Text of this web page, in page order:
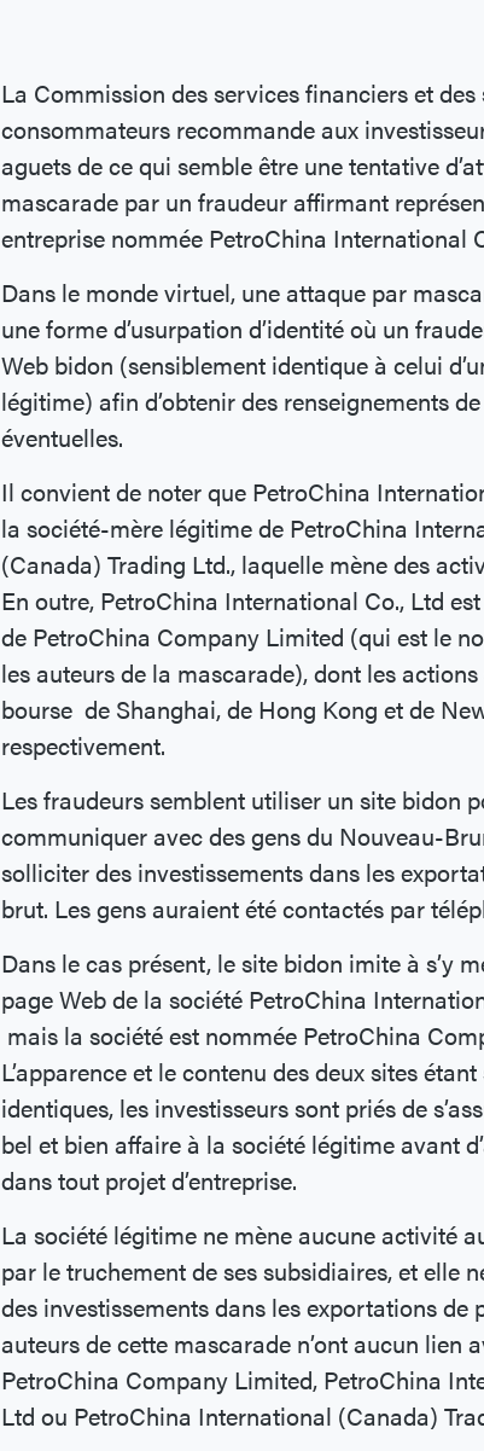
La Commission des services financiers et
consommateurs recommande aux
aguets de ce qui semble être une tentative
mascarade par un fraudeur affirmant
entreprise nommée PetroChina International
Dans le monde virtuel, une attaque par
une forme d’usurpation d’identité où un
Web bidon (sensiblement identique à celui
légitime) afin d’obtenir des renseignements
éventuelles.
Il convient de noter que PetroChina
la société-mère légitime de PetroChina
(Canada) Trading Ltd., laquelle mène des
En outre, PetroChina International Co., Ltd
de PetroChina Company Limited (qui est le
les auteurs de la mascarade), dont les
bourse de Shanghai, de Hong Kong et de
respectivement.
Les fraudeurs semblent utiliser un site bidon
communiquer avec des gens du Nouveau-
solliciter des investissements dans les
brut. Les gens auraient été contactés par
Dans le cas présent, le site bidon imite à s’y
page Web de la société PetroChina
mais la société est nommée PetroChina
L’apparence et le contenu des deux sites
identiques, les investisseurs sont priés de
bel et bien affaire à la société légitime avant
dans tout projet d’entreprise.
La société légitime ne mène aucune activité
par le truchement de ses subsidiaires, et elle
des investissements dans les exportations de
auteurs de cette mascarade n’ont aucun lien
PetroChina Company Limited, PetroChina
Ltd ou PetroChina International (Canada)